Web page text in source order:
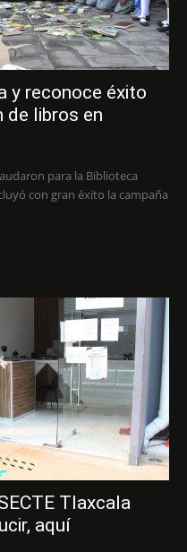
y reconoce éxito
de libros en
para la Biblioteca
Tlaxcala
aquí